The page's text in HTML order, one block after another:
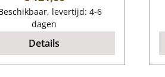
levertijd: 4-6
dagen
Details